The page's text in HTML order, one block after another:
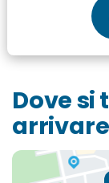
Dove si
arrivare